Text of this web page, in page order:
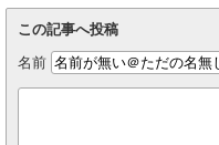
この記事へ投稿
名前